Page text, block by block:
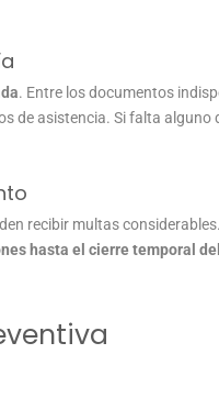
. Entre los documentos
de asistencia. Si falta alguno
recibir multas
hasta el cierre temporal